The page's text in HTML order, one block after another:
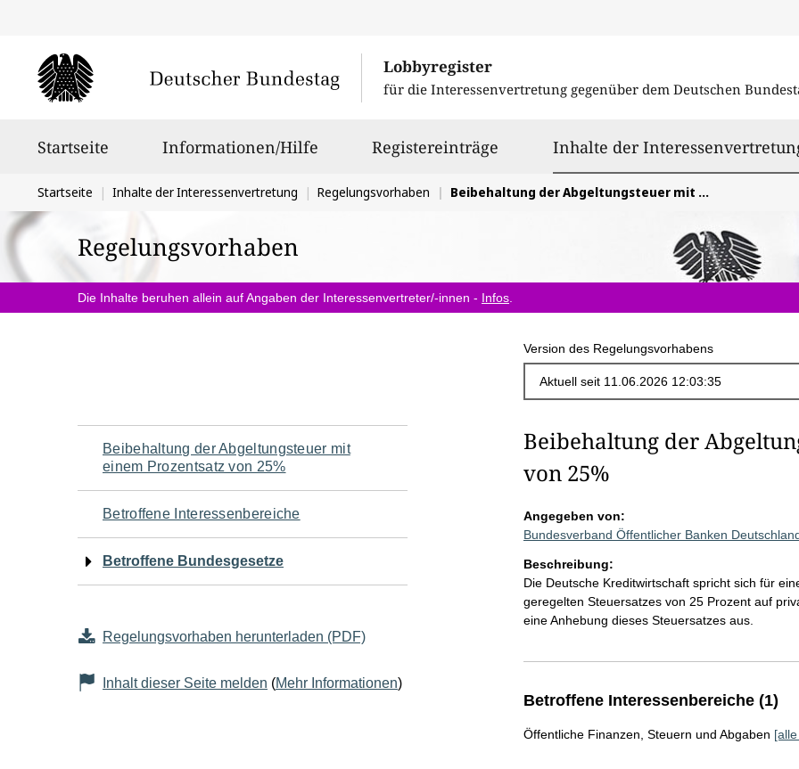
Lobbyregister
für die Interessenvertretung gegenüber dem Deutschen
Startseite Informationen/Hilfe Registereinträge Inhalte der
Sie
befinden
sich
hier:
Startseite Inhalte der Interessenvertretung Regelungsvorhaben Beibehaltung der Abgeltungsteuer mit einem Prozentsatz von 25%
Regelungsvorhaben
Die Inhalte beruhen allein auf Angaben der Interessenvertreter/-innen - Infos
Version des Regelungsvorhabens
Navigation
für
den
Seiteninhalt
Beibehaltung der Abgeltungsteuer mit
einem Prozentsatz von 25%
Betroffene Interessenbereiche
Betroffene Bundesgesetze
Regelungsvorhaben herunterladen (PDF)
Inhalt dieser Seite melden (Mehr Informationen)
Beibehaltung der
von 25%
Angegeben von:
Bundesverband Öffentlicher Banken
Beschreibung:
Die Deutsche Kreditwirtschaft spricht sich für
geregelten Steuersatzes von 25 Prozent auf
eine Anhebung dieses Steuersatzes aus.
Betroffene Interessenbereiche (1)
Öffentliche Finanzen, Steuern und Abgaben